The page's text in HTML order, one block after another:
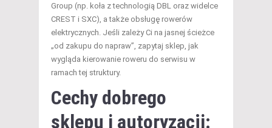
Group (np. koła z technologią DBL oraz widelce
CREST i SXC), a także obsługę rowerów
elektrycznych. Jeśli zależy Ci na jasnej ścieżce
„od zakupu do napraw”, zapytaj sklep, jak
wygląda kierowanie roweru do serwisu w
ramach tej struktury.
Cechy dobrego
sklepu i autoryzacji: